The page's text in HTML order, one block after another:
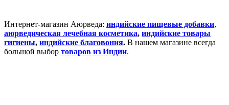
Интернет-магазин Аюрведа: индийские пищевые добавки,
аюрведическая лечебная косметика, индийские товары
гигиены, индийские благовония. В нашем магазине всегда
большой выбор товаров из Индии.